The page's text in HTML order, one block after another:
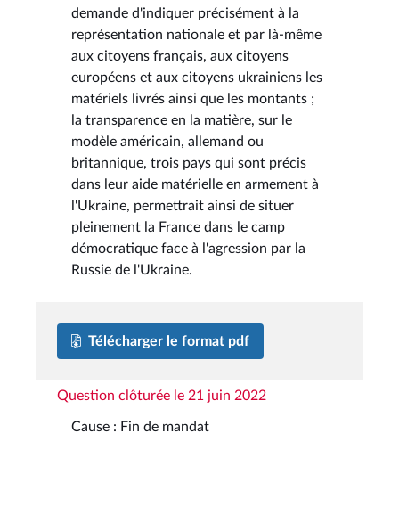
demande d'indiquer précisément à la
représentation nationale et par là-même
aux citoyens français, aux citoyens
européens et aux citoyens ukrainiens les
matériels livrés ainsi que les montants ;
la transparence en la matière, sur le
modèle américain, allemand ou
britannique, trois pays qui sont précis
dans leur aide matérielle en armement à
l'Ukraine, permettrait ainsi de situer
pleinement la France dans le camp
démocratique face à l'agression par la
Russie de l'Ukraine.
Télécharger le format pdf
Question clôturée le 21 juin 2022
Cause : Fin de mandat